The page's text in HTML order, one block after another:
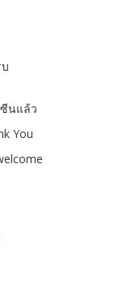
นแล้ว
You